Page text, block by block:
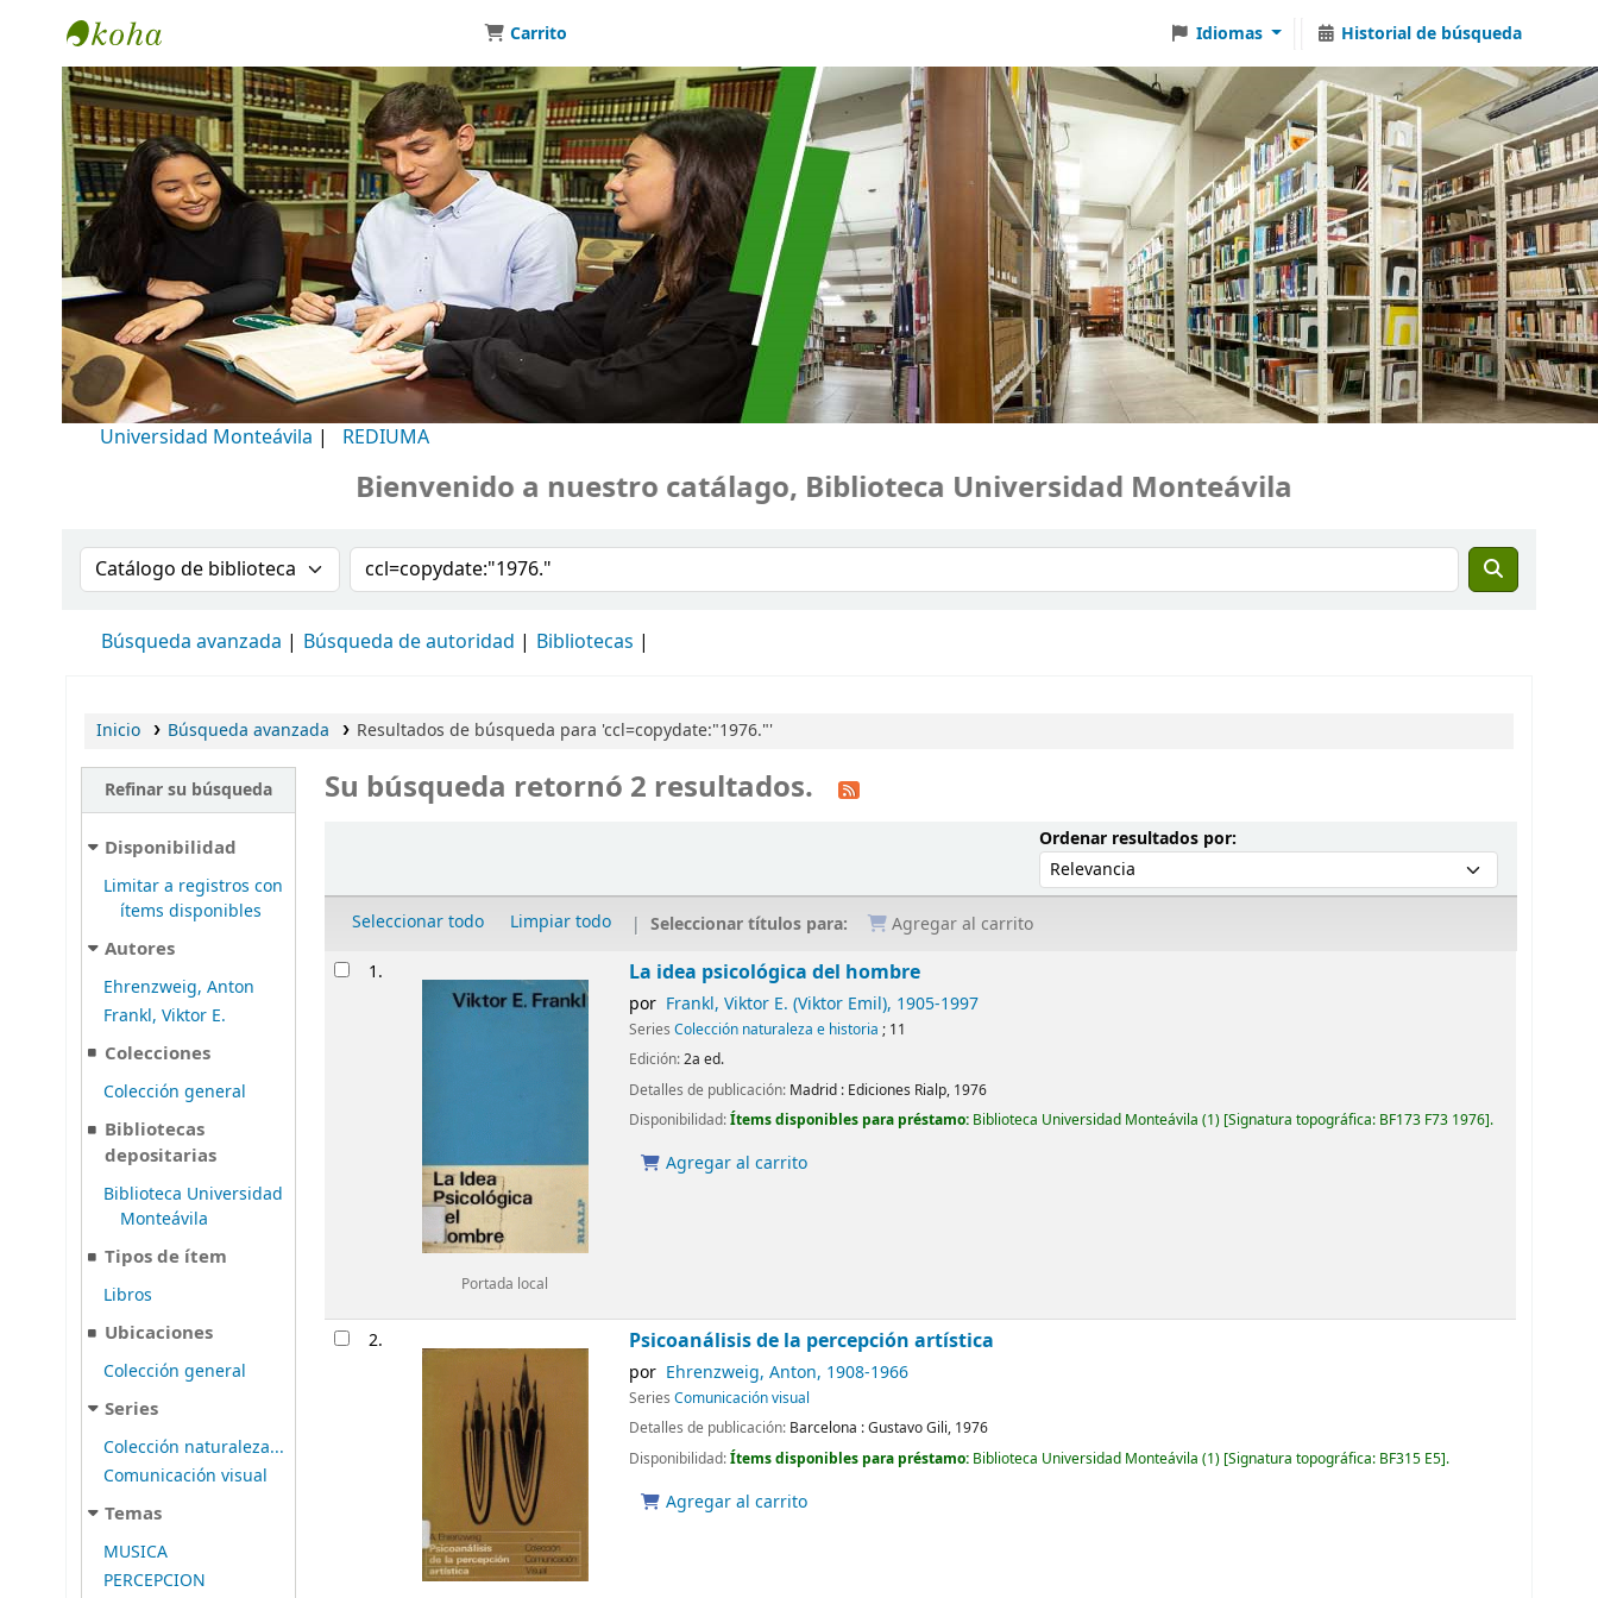
Biblioteca Universidad Monteávila
Carrito Idiomas Historial de búsqueda
Universidad Monteávila | REDIUMA
Bienvenido a nuestro catálago, Biblioteca Universidad Monteávila
Buscar en el catálogo por:Buscar en el catálogo
Búsqueda avanzada Búsqueda de autoridad Bibliotecas
Inicio Búsqueda avanzada Resultados de búsqueda para 'ccl=copydate:"1976."'
Refinar su búsqueda
Disponibilidad
Limitar a registros con
ítems disponibles
Autores
Ehrenzweig, Anton
Frankl, Viktor E.
Colecciones
Colección general
Bibliotecas
depositarias
Biblioteca Universidad
Monteávila
Tipos de ítem
Libros
Ubicaciones
Colección general
Series
Colección naturaleza...
Comunicación visual
Temas
MUSICA
PERCEPCION
Su búsqueda retornó 2 resultados.
Ordenar resultados por:Ordenar por:
Seleccionar todo Limpiar todo Seleccionar títulos para: Agregar al carrito
Resultados
1.
Portada local
La idea psicológica del hombre
por Frankl, Viktor E. (Viktor Emil), 1905-1997
SeriesColección naturaleza e historia ; 11
Edición:2a ed.
Detalles de publicación: Madrid : Ediciones Rialp, 1976
Disponibilidad:Ítems disponibles para préstamo: Biblioteca Universidad Monteávila (1) Signatura topográfica: BF173 F73 1976 .
Agregar al carrito
2. Psicoanálisis de la percepción artística
por Ehrenzweig, Anton, 1908-1966
SeriesComunicación visual
Detalles de publicación: Barcelona :Gustavo Gili, 1976
Disponibilidad:Ítems disponibles para préstamo: Biblioteca Universidad Monteávila (1) Signatura topográfica: BF315 E5 .
Agregar al carrito